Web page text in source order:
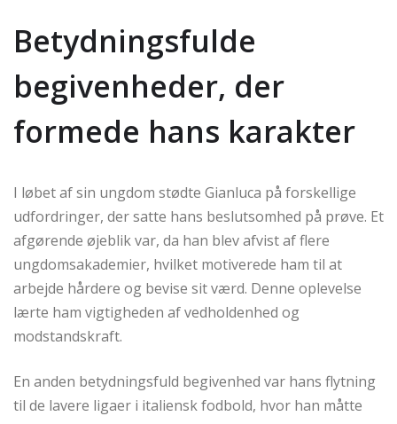
Betydningsfulde
begivenheder, der
formede hans karakter
I løbet af sin ungdom stødte Gianluca på forskellige
udfordringer, der satte hans beslutsomhed på prøve. Et
afgørende øjeblik var, da han blev afvist af flere
ungdomsakademier, hvilket motiverede ham til at
arbejde hårdere og bevise sit værd. Denne oplevelse
lærte ham vigtigheden af vedholdenhed og
modstandskraft.
En anden betydningsfuld begivenhed var hans flytning
til de lavere ligaer i italiensk fodbold, hvor han måtte